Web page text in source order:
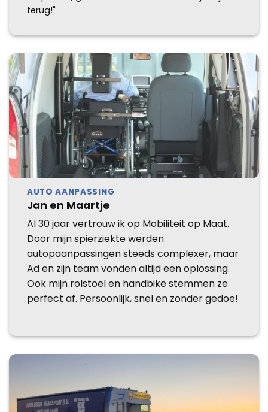
terug!"
AUTO AANPASSING
Jan en Maartje
Al 30 jaar vertrouw ik op Mobiliteit op Maat.
Door mijn spierziekte werden
autopaanpassingen steeds complexer, maar
Ad en zijn team vonden altijd een oplossing.
Ook mijn rolstoel en handbike stemmen ze
perfect af. Persoonlijk, snel en zonder gedoe!